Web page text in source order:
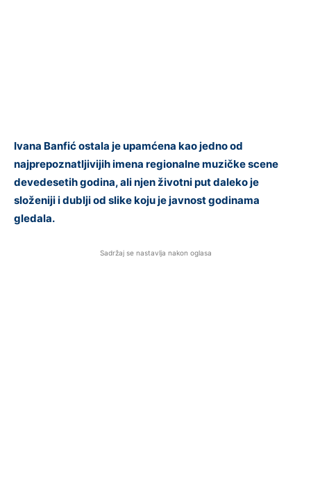
Ivana Banfić ostala je upamćena kao jedno od
najprepoznatljivijih imena regionalne muzičke scene
devedesetih godina, ali njen životni put daleko je
složeniji i dublji od slike koju je javnost godinama
gledala.
Sadržaj se nastavlja nakon oglasa